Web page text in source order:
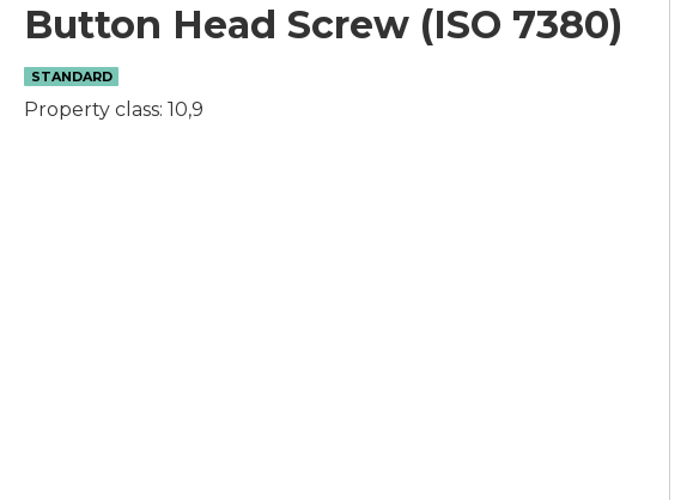
Button Head Screw (ISO 7380)
STANDARD
Property class: 10,9